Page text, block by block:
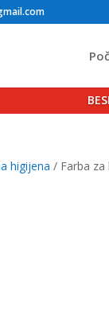
higijena / Farba za